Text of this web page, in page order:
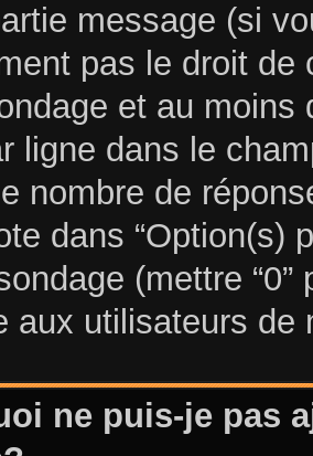
message (si
pas le droit
et au
ligne dans le
nombre de
dans “Option(s)
(mettre
aux utilisateurs de
ne puis-je pas